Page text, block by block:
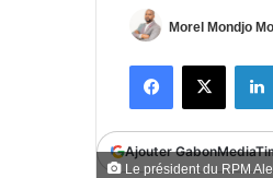
Morel Mondjo
FacebookX
Ajouter
Le président du RPM